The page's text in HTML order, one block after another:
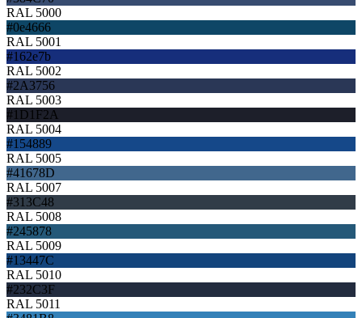
RAL 5000
#0e4666
RAL 5001
#162e7b
RAL 5002
#2A3756
RAL 5003
#1D1F2A
RAL 5004
#154889
RAL 5005
#41678D
RAL 5007
#313C48
RAL 5008
#245878
RAL 5009
#13447C
RAL 5010
#232C3F
RAL 5011